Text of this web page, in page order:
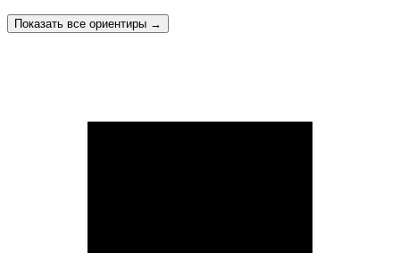
Показать все ориентиры →